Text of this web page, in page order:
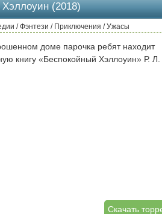
(2018)
/ Фэнтези / Приключения / Ужасы
доме парочка ребят находит
книгу «Беспокойный Хэллоуин» Р. Л.
Скачать